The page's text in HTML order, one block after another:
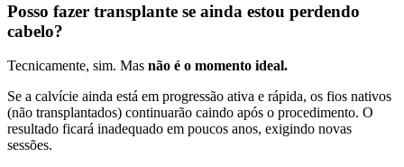
Posso fazer transplante se ainda estou perdendo
cabelo?
Tecnicamente, sim. Mas não é o momento ideal.
Se a calvície ainda está em progressão ativa e rápida, os fios nativos
(não transplantados) continuarão caindo após o procedimento. O
resultado ficará inadequado em poucos anos, exigindo novas
sessões.